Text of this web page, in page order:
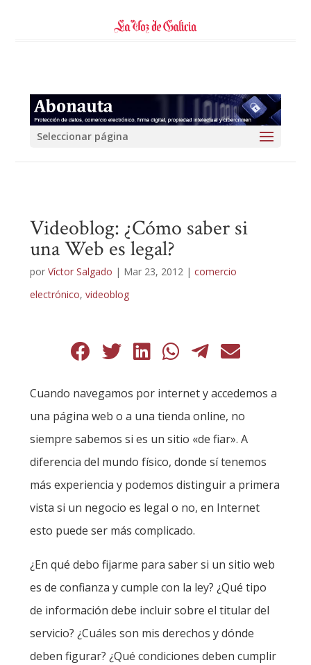
Seleccionar página
Videoblog: ¿Cómo saber si
una Web es legal?
por Víctor Salgado | Mar 23, 2012| comercio
electrónico, videoblog
Cuando navegamos por internet y accedemos a
una página web o a una tienda online, no
siempre sabemos si es un sitio «de fiar». A
diferencia del mundo físico, donde sí tenemos
más experiencia y podemos distinguir a primera
vista si un negocio es legal o no, en Internet
esto puede ser más complicado.
¿En qué debo fijarme para saber si un sitio web
es de confianza y cumple con la ley? ¿Qué tipo
de información debe incluir sobre el titular del
servicio? ¿Cuáles son mis derechos y dónde
deben figurar? ¿Qué condiciones deben cumplir